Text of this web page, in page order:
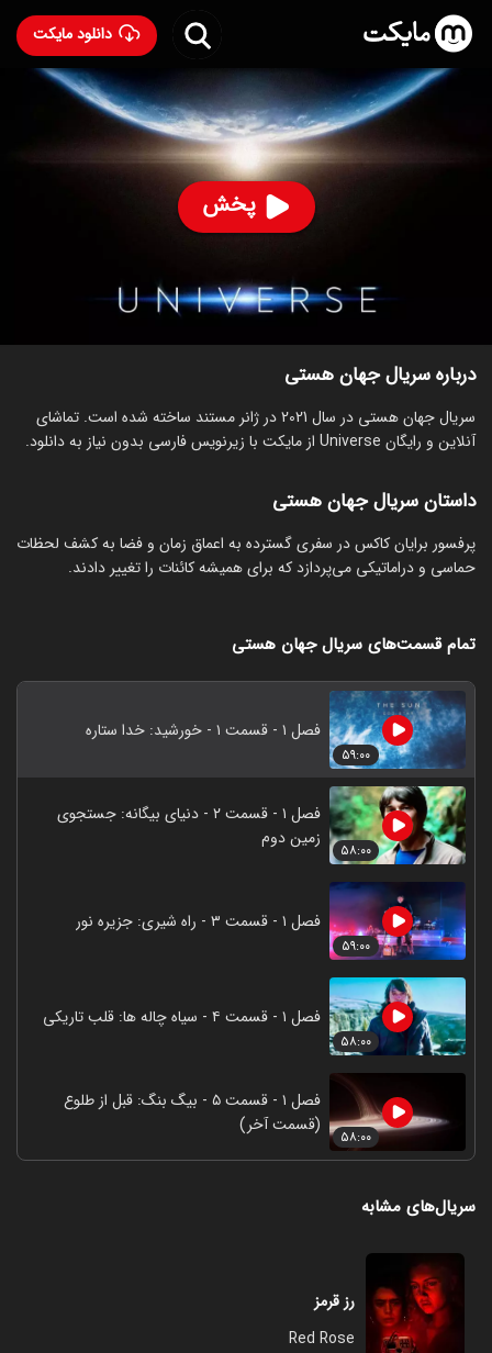
دانلود مایکت
پخش
سریال جهان هستی- Universe 2021
89% ۸.۳
رده سنی ۱۳+
قسمت‌ها سریال‌های مشابه
درباره سریال جهان هستی
سریال جهان هستی در سال 2021 در ژانر مستند ساخته شده است. تماشای
آنلاین و رایگان Universe از مایکت با زیرنویس فارسی بدون نیاز به دانلود.
داستان سریال جهان هستی
پرفسور برایان کاکس در سفری گسترده به اعماق زمان و فضا به کشف لحظات
حماسی و دراماتیکی می‌پردازد که برای همیشه کائنات را تغییر دادند.
تمام قسمت‌های سریال جهان هستی
۵۹:۰۰
فصل ۱ - قسمت ۱ - خورشید: خدا ستاره
۵۸:۰۰
فصل ۱ - قسمت ۲ - دنیای بیگانه: جستجوی
زمین دوم
۵۹:۰۰
فصل ۱ - قسمت ۳ - راه شیری: جزیره نور
۵۸:۰۰
فصل ۱ - قسمت ۴ - سیاه چاله ها: قلب تاریکی
۵۸:۰۰
فصل ۱ - قسمت ۵ - بیگ بنگ: قبل از طلوع
(قسمت آخر)
سریال‌های مشابه
رز قرمز
Red Rose